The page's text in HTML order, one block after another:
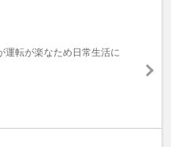
運転が楽なため日常生活に